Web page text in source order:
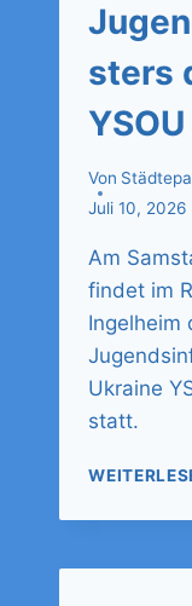
sters
Von
Juli 10, 2026
Am
findet im
Ingelheim
Ukraine
statt.